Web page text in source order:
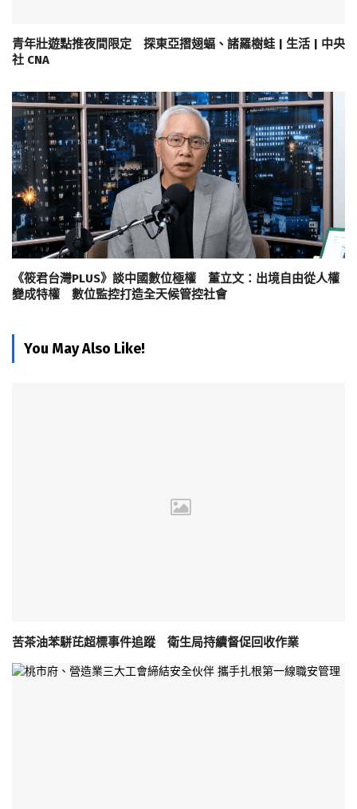
青年壯遊點推夜間限定 探東亞摺翅蝠、諸羅樹蛙 | 生活 | 中央
社 CNA
《筱君台灣PLUS》談中國數位極權 董立文：出境自由從人權
變成特權 數位監控打造全天候管控社會
You May Also Like!
苦茶油苯駢芘超標事件追蹤 衛生局持續督促回收作業